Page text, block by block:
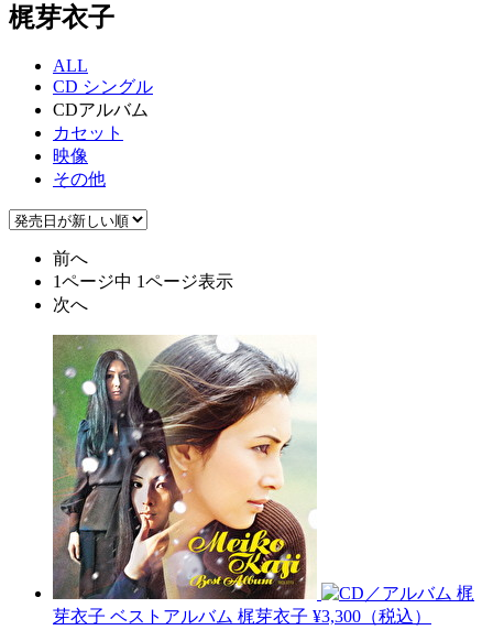
梶芽衣子
ALL
CD シングル
CDアルバム
カセット
映像
その他
前へ
1ページ中 1ページ表示
次へ
梶
芽衣子 ベストアルバム 梶芽衣子 ¥3,300（税込）